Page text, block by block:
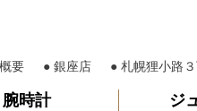
要 銀座店 札幌狸小路
腕時計 ジ